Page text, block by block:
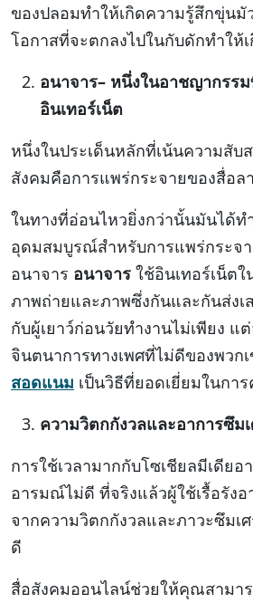
ของปลอมทำให้เกิดความรู้สึกขุ่นมั
โอกาสที่จะตกลงไปในกับดักทำให้
อนาจาร– หนึ่งในอาชญากรร
อินเทอร์เน็ต
หนึ่งในประเด็นหลักที่เน้นความสับ
สังคมคือการแพร่กระจายของสื่อล
ในทางที่อ่อนไหวยิ่งกว่านั้นมันได้ท
อุดมสมบูรณ์สำหรับการแพร่กระจ
อนาจาร อนาจาร ใช้อินเทอร์เน็ตใ
ภาพถ่ายและภาพซึ่งกันและกันส่งเ
กับผู้เยาว์ก่อนวัยทำงานไม่เพียง แ
จินตนาการทางเพศที่ไม่ดีของพวก
สอดแนม เป็นวิธีที่ยอดเยี่ยมในกา
ความวิตกกังวลและอาการซึม
การใช้เวลามากกับโซเชียลมีเดีย
อารมณ์ไม่ดี ที่จริงแล้วผู้ใช้เรื้อรัง
จากความวิตกกังวลและภาวะซึมเ
ดี
สื่อสังคมออนไลน์ช่วยให้คุณสามา